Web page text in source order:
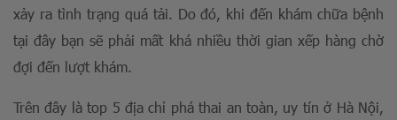
xảy ra tình trạng quá tải. Do đó, khi đến khám chữa bệnh
tại đây bạn sẽ phải mất khá nhiều thời gian xếp hàng chờ
đợi đến lượt khám.
Trên đây là top 5 địa chỉ phá thai an toàn, uy tín ở Hà Nội,